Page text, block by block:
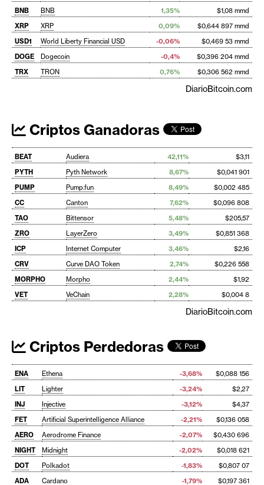
BNB
BNB 1,35%
$1,08 mmd
XRP
XRP 0,09%
$0,644 897 mmd
USD1
World Liberty Financial USD -0,06%
$0,469 53 mmd
DOGE
Dogecoin -0,4%
$0,396 204 mmd
TRX
TRON 0,76% $0,306 562 mmd
DiarioBitcoin.com
Criptos Ganadoras
BEAT Audiera 42,11%
$3,11
PYTH
Pyth Network 8,67%
$0,041 901
PUMP
Pump.fun 8,49%
$0,002 485
CC
Canton 7,62%
$0,096 808
TAO
Bittensor 5,48%
$205,57
ZRO
LayerZero 3,49%
$0,851 368
ICP
Internet Computer 3,46%
$2,16
CRV
Curve DAO Token 2,74%
$0,226 558
MORPHO
Morpho 2,44%
$1,92
VET
VeChain 2,28% $0,004 8
DiarioBitcoin.com
Criptos Perdedoras
ENA Ethena -3,68%
$0,088 156
LIT
Lighter -3,24%
$2,27
INJ
Injective -3,12%
$4,37
FET
Artificial Superintelligence Alliance -2,21%
$0,136 058
AERO
Aerodrome Finance -2,07%
$0,430 696
NIGHT
Midnight -2,02%
$0,018 621
DOT
Polkadot -1,83%
$0,807 07
ADA
Cardano -1,79%
$0,197 361